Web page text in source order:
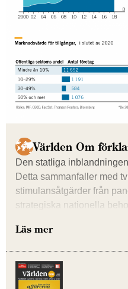
Världen Om
Den statliga
Detta sammanfaller med
stimulansåtgärder från
strategiska nationella
Läs mer